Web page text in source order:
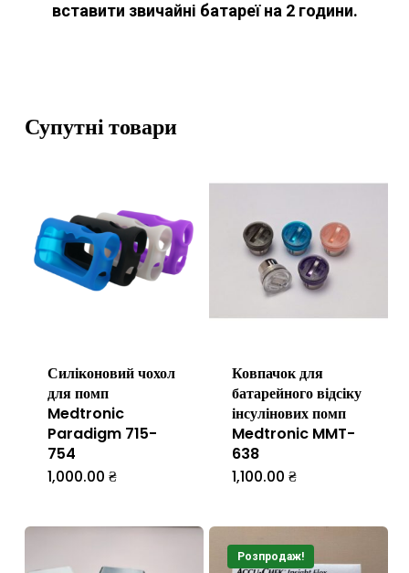
вставити звичайні батареї на 2 години.
Супутні товари
Силіконовий чохол
для помп
Medtronic
Paradigm 715-
754
1,000.00 ₴
має
Ковпачок для
батарейного відсіку
інсулінових помп
Medtronic MMT-
638
1,100.00 ₴
Розпродаж!